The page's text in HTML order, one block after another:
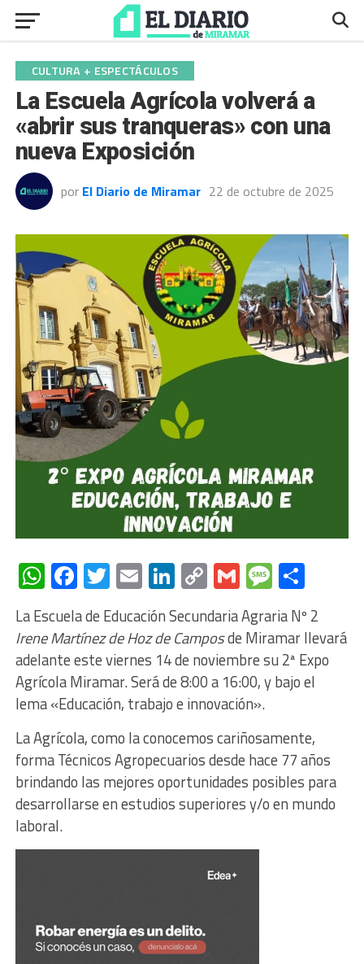
CULTURA + ESPECTÁCULOS
La Escuela Agrícola volverá a
«abrir sus tranqueras» con una
nueva Exposición
por El Diario de Miramar 22 de octubre de 2025
WhatsApp
Facebook
Twitter
EmailLinkedIn
Copy
Link
Gmail
La Escuela de Educación Secundaria Agraria Nº 2
Irene Martínez de Hoz de Camposde Miramar llevará
adelante este viernes 14 de noviembre su 2ª Expo
Agrícola Miramar. Será de 8:00 a 16:00, y bajo el
lema «Educación, trabajo e innovación».
La Agrícola, como la conocemos cariñosamente,
forma Técnicos Agropecuarios desde hace 77 años
brindando las mejores oportunidades posibles para
desarrollarse en estudios superiores y/o en mundo
laboral.